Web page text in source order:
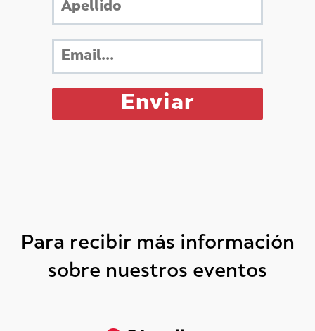
Para recibir más información
sobre nuestros eventos